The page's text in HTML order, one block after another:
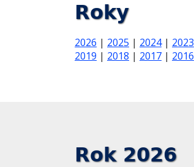
Roky
2026 | 2025 | 2024| 2023
2019 | 2018 | 2017 | 2016
Rok 2026